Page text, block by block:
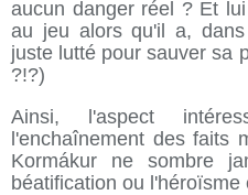
aucun danger réel ? Et
au jeu alors qu'il a,
juste lutté pour sauver sa
?!?)
Ainsi, l'aspect
l'enchaînement des faits
Kormákur ne sombre
béatification ou l'héroïsme